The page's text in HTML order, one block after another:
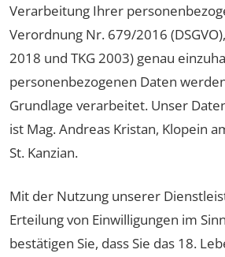
Verarbeitung Ihrer
Verordnung Nr. 679/2016
2018 und TKG 2003) genau
personenbezogenen Daten
Grundlage verarbeitet. Unser
ist Mag. Andreas Kristan, Klopein
St. Kanzian.
Mit der Nutzung unserer
Erteilung von Einwilligungen im
bestätigen Sie, dass Sie das 18.